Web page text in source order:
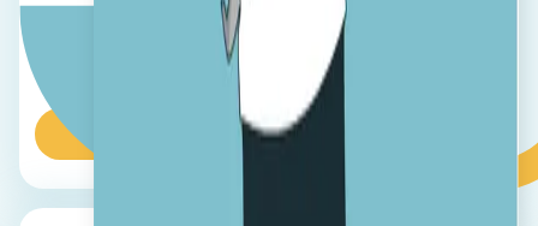
Construcții
Sistem intern de recomandare, conținut tradus automat și
multe altele, pentru a vă ajuta să implicați angajații și să
mențineți ratele de rotație ale personalului scăzute.
Aflaţi mai multe